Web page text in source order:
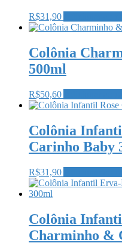
R$31,90
Colônia
500ml
R$50,60
Colônia
Carinho Baby
R$31,90
Colônia
Charminho &